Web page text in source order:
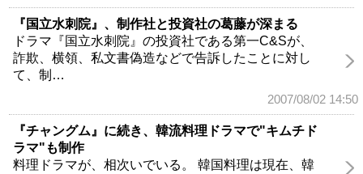
『国立水刺院』、制作社と投資社の葛藤が深まる
ドラマ『国立水刺院』の投資社である第一C&Sが、
詐欺、横領、私文書偽造などで告訴したことに対し
て、制…
2007/08/02 14:50
『チャングム』に続き、韓流料理ドラマで"キムチド
ラマ"も制作
料理ドラマが、相次いでいる。 韓国料理は現在、韓